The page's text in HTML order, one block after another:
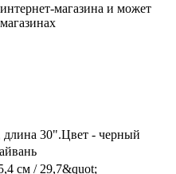
магазина и может
длина 30".Цвет - черный
см / 29,7&quot;